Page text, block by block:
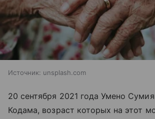
Источник: unsplash.com
20 сентября 2021 года Умено
Кодама, возраст которых на этот